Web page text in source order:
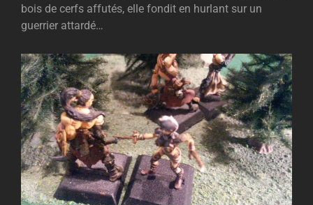
bois de cerfs affutés, elle fondit en hurlant sur un
guerrier attardé…